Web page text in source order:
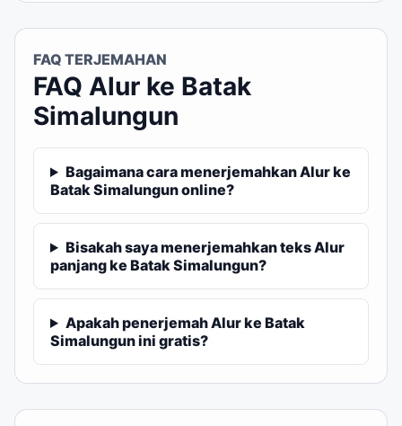
FAQ TERJEMAHAN
FAQ Alur ke Batak
Simalungun
Bagaimana cara menerjemahkan Alur ke
Batak Simalungun online?
Bisakah saya menerjemahkan teks Alur
panjang ke Batak Simalungun?
Apakah penerjemah Alur ke Batak
Simalungun ini gratis?